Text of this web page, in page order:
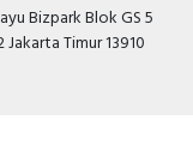
Bizpark Blok GS 5
Timur 13910